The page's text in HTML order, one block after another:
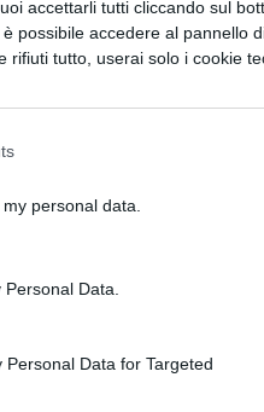
accettarli tutti cliccando sul
possibile accedere al pannello
tutto, userai solo i cookie
personal data.
Data.
Data for Targeted
dal momento
che noi siamo
che un'unica uguale
tutti sono tenuti
ed anche dal
ci sembra,
separare le